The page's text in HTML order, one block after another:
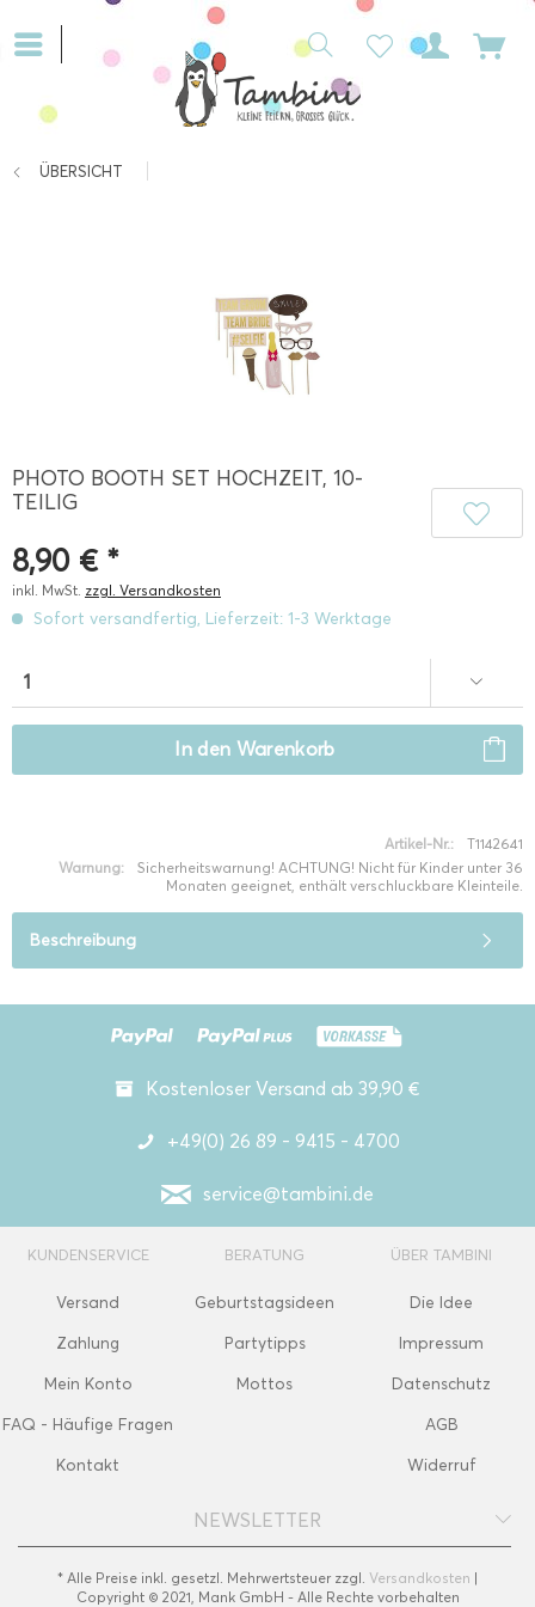
ÜBERSICHT
PHOTO BOOTH SET HOCHZEIT, 10-
TEILIG
8,90 € *
inkl. MwSt. zzgl. Versandkosten
Sofort versandfertig, Lieferzeit: 1-3 Werktage
In den Warenkorb
Artikel-Nr.:
T1142641
Warnung:
Sicherheitswarnung! ACHTUNG! Nicht für Kinder unter 36
Monaten geeignet, enthält verschluckbare Kleinteile.
Beschreibung
Kostenloser Versand ab 39,90 €
+49(0) 26 89 - 9415 - 4700
service@tambini.de
KUNDENSERVICE
Versand
Zahlung
Mein Konto
FAQ - Häufige Fragen
Kontakt
BERATUNG
Geburtstagsideen
Partytipps
Mottos
ÜBER TAMBINI
Die Idee
Impressum
Datenschutz
AGB
Widerruf
NEWSLETTER
* Alle Preise inkl. gesetzl. Mehrwertsteuer zzgl. Versandkosten |
Copyright © 2021, Mank GmbH - Alle Rechte vorbehalten